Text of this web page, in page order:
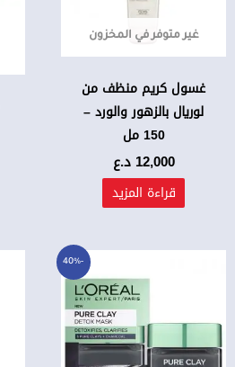
غير متوفر في المخزون
غسول كريم منظف من
لوريال بالزهور والورد –
150 مل
12,000 د.ع
قراءة المزيد
-40% السعر
الأصلي
هو:
15,000 د.ع.
السعر
الحالي
هو:
9,000 د.ع.